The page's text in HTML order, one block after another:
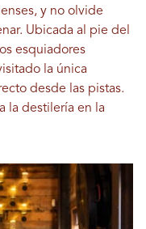
y no olvide
Ubicada al pie del
esquiadores
la única
desde las pistas.
la destilería en la